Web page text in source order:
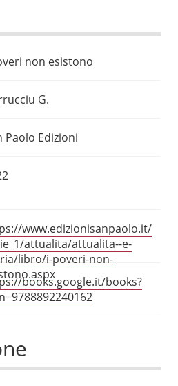
non esistono
G.
Paolo Edizioni
www.edizionisanpaolo.it/
attualita/attualita--e-
libro/i-poveri-non-
books.google.it/books?